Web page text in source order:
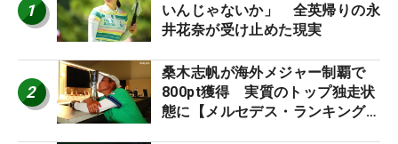
1
いんじゃないか」 全英帰りの永
井花奈が受け止めた現実
2
桑木志帆が海外メジャー制覇で
800pt獲得 実質のトップ独走状
態に【メルセデス・ランキング番